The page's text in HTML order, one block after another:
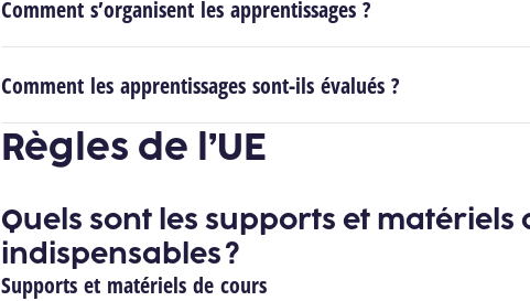
Comment s’organisent les apprentissages ?
Comment les apprentissages sont-ils évalués ?
Règles de l’UE
Quels sont les supports et matériels
indispensables ?
Supports et matériels de cours